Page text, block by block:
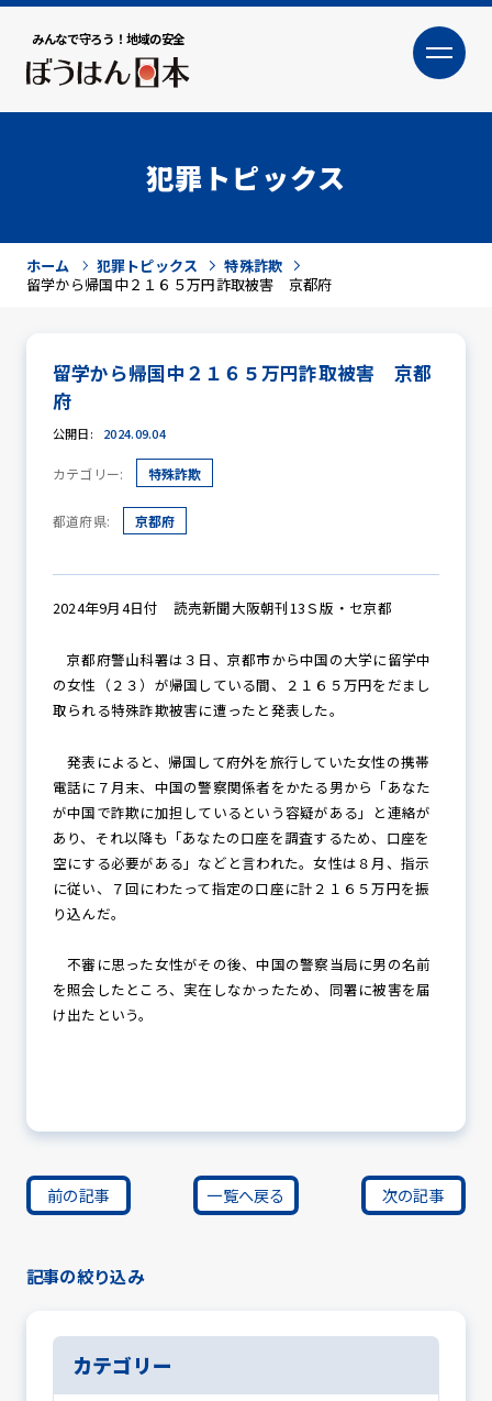
みんなで守ろう！地域の安全
大
防犯活動ニュース
防犯パトロール
防犯セミナー
防犯対策情報
防犯協力会について
犯罪トピックス
ホーム 犯罪トピックス
特殊詐欺
留学から帰国中２１６５万円詐取被害 京都府
留学から帰国中２１６５万円詐取被害 京都
府
公開日: 2024.09.04
カテゴリー: 特殊詐欺
都道府県: 京都府
2024年9月4日付 読売新聞大阪朝刊13Ｓ版・セ京都
京都府警山科署は３日、京都市から中国の大学に留学中
の女性（２３）が帰国している間、２１６５万円をだまし
取られる特殊詐欺被害に遭ったと発表した。
発表によると、帰国して府外を旅行していた女性の携帯
電話に７月末、中国の警察関係者をかたる男から「あなた
が中国で詐欺に加担しているという容疑がある」と連絡が
あり、それ以降も「あなたの口座を調査するため、口座を
空にする必要がある」などと言われた。女性は８月、指示
に従い、７回にわたって指定の口座に計２１６５万円を振
り込んだ。
不審に思った女性がその後、中国の警察当局に男の名前
を照会したところ、実在しなかったため、同署に被害を届
け出たという。
前の記事 一覧へ戻る 次の記事
記事の絞り込み
カテゴリー